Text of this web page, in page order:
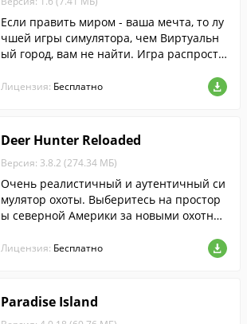
Если править миром - ваша мечта, то лу
чшей игры симулятора, чем Виртуальн
ый город, вам не найти. Игра распростр
Лицензия: Бесплатно
Deer Hunter Reloaded
Версия: 3.8.2 (274.34 МБ)
Очень реалистичный и аутентичный си
мулятор охоты. Выберитесь на простор
ы северной Америки за новыми охотни
Лицензия: Бесплатно
Paradise Island